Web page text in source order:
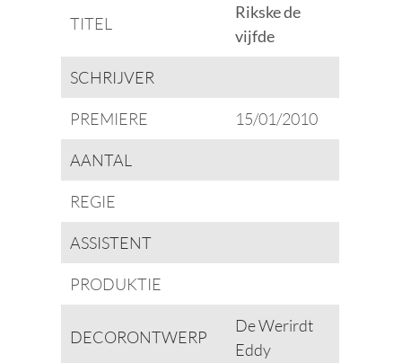
TITEL
Rikske de
vijfde
SCHRIJVER
PREMIERE 15/01/2010
AANTAL
REGIE
ASSISTENT
PRODUKTIE
DECORONTWERP
De Werirdt
Eddy